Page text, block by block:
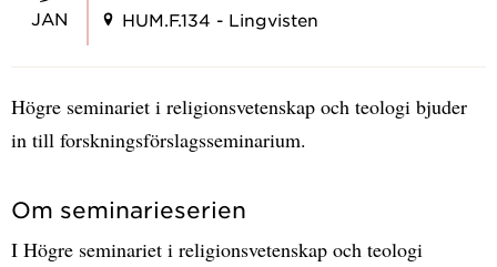
JAN
HUM.F.134 - Lingvisten
Högre seminariet i religionsvetenskap och teologi bjuder
in till forskningsförslagsseminarium.
Om seminarieserien
I Högre seminariet i religionsvetenskap och teologi